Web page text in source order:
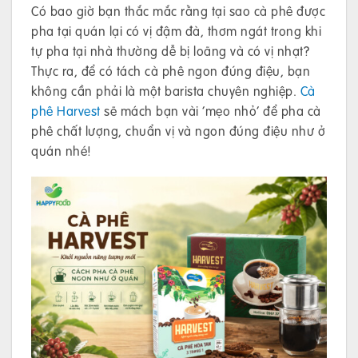
Có bao giờ bạn thắc mắc rằng tại sao cà phê được
pha tại quán lại có vị đậm đà, thơm ngát trong khi
tự pha tại nhà thường dễ bị loãng và có vị nhạt?
Thực ra, để có tách cà phê ngon đúng điệu, bạn
không cần phải là một barista chuyên nghiệp. Cà
phê Harvest sẽ mách bạn vài ‘mẹo nhỏ’ để pha cà
phê chất lượng, chuẩn vị và ngon đúng điệu như ở
quán nhé!